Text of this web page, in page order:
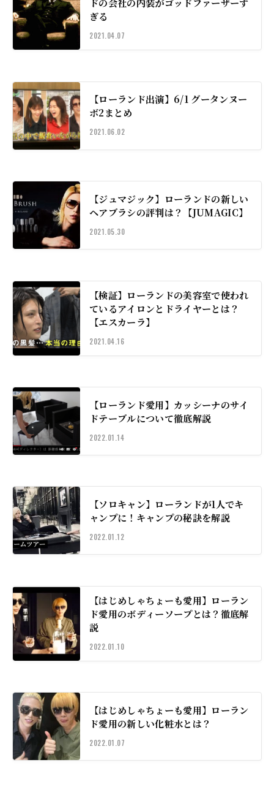
ドの会社の内装がゴッドファーザーす
ぎる
2021.04.07
【ローランド出演】6/1 グータンヌー
ボ2まとめ
2021.06.02
【ジュマジック】ローランドの新しい
ヘアブラシの評判は？【JUMAGIC】
2021.05.30
【検証】ローランドの美容室で使われ
ているアイロンとドライヤーとは？
【エスカーラ】
2021.04.16
【ローランド愛用】カッシーナのサイ
ドテーブルについて徹底解説
2022.01.14
【ソロキャン】ローランドが1人でキ
ャンプに！キャンプの秘訣を解説
2022.01.12
【はじめしゃちょーも愛用】ローラン
ド愛用のボディーソープとは？徹底解
説
2022.01.10
【はじめしゃちょーも愛用】ローラン
ド愛用の新しい化粧水とは？
2022.01.07